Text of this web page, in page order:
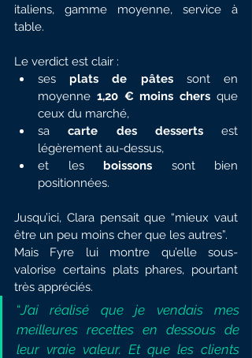
italiens, gamme moyenne, service à
table.
Le verdict est clair :
ses plats de pâtes sont en
moyenne 1,20 € moins chers que
ceux du marché,
sa carte des desserts est
légèrement au-dessus,
et les boissons sont bien
positionnées.
Jusqu’ici, Clara pensait que “mieux vaut
être un peu moins cher que les autres”.
Mais Fyre lui montre qu’elle sous-
valorise certains plats phares, pourtant
très appréciés.
“J’ai réalisé que je vendais mes
meilleures recettes en dessous de
leur vraie valeur. Et que les clients